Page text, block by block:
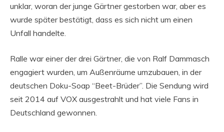
unklar, woran der junge Gärtner gestorben war, aber es
wurde später bestätigt, dass es sich nicht um einen
Unfall handelte.
Ralle war einer der drei Gärtner, die von Ralf Dammasch
engagiert wurden, um Außenräume umzubauen, in der
deutschen Doku-Soap “Beet-Brüder”. Die Sendung wird
seit 2014 auf VOX ausgestrahlt und hat viele Fans in
Deutschland gewonnen.